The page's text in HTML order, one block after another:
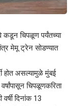
कडून चिपळूण पर्यंतच्या
मेमू ट्रेन सोडण्यात
होत असल्यामुळे मुंबई
चिपळूणकरिता
दिनांक 13